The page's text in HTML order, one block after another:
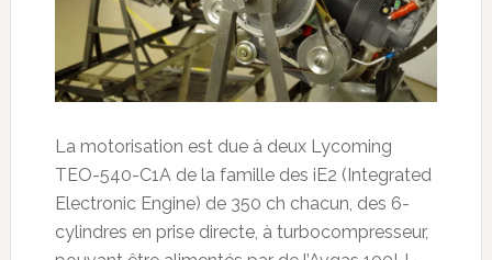
La motorisation est due à deux Lycoming
TEO-540-C1A de la famille des iE2 (Integrated
Electronic Engine) de 350 ch chacun, des 6-
cylindres en prise directe, à turbocompresseur,